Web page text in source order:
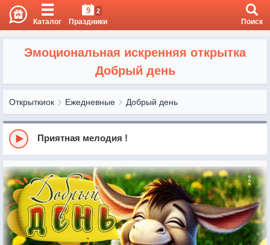
Каталог
9 2
Праздники Поиск
Эмоциональная искренняя открытка
Добрый день
Открыткиок Ежедневные Добрый день
Приятная мелодия !